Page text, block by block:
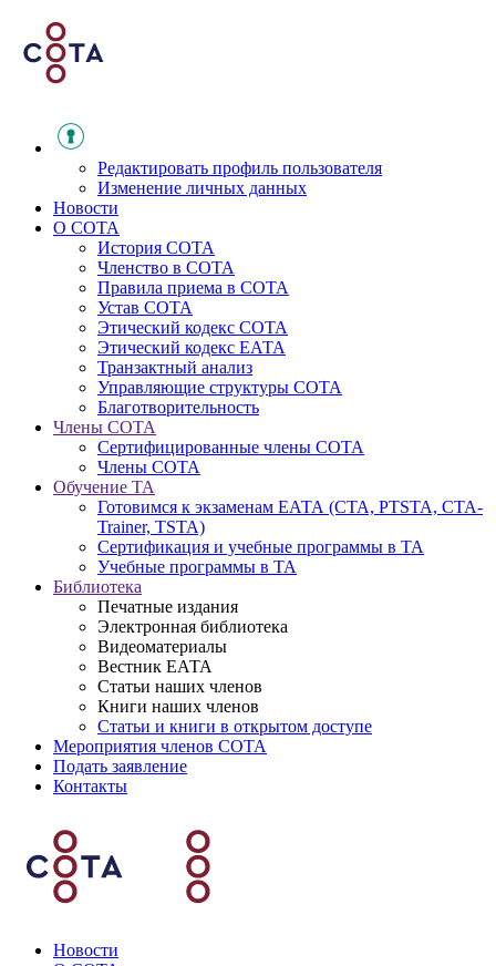
Редактировать профиль пользователя
Изменение личных данных
Новости
О СОТА
История СОТА
Членство в СОТА
Правила приема в СОТА
Устав СОТА
Этический кодекс СОТА
Этический кодекс ЕАТА
Транзактный анализ
Управляющие структуры СОТА
Благотворительность
Члены СОТА
Сертифицированные члены СОТА
Члены СОТА
Обучение ТА
Готовимся к экзаменам ЕАТА (СТА, PTSTA, СТА-
Trainer, TSTA)
Сертификация и учебные программы в ТА
Учебные программы в ТА
Библиотека
Печатные издания
Электронная библиотека
Видеоматериалы
Вестник ЕАТА
Статьи наших членов
Книги наших членов
Статьи и книги в открытом доступе
Мероприятия членов СОТА
Подать заявление
Контакты
Новости